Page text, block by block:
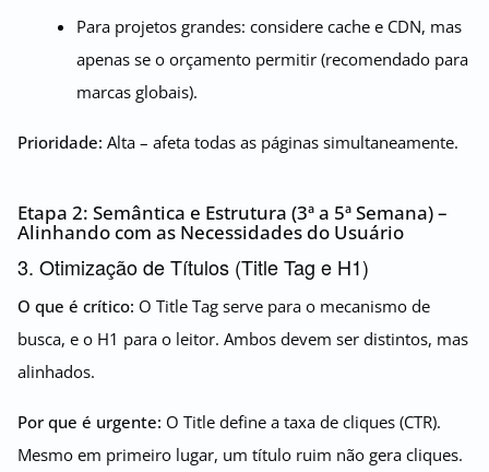
Para projetos grandes: considere cache e CDN, mas
apenas se o orçamento permitir (recomendado para
marcas globais).
Prioridade: Alta – afeta todas as páginas simultaneamente.
Etapa 2: Semântica e Estrutura (3ª a 5ª Semana) –
Alinhando com as Necessidades do Usuário
3. Otimização de Títulos (Title Tag e H1)
O que é crítico: O Title Tag serve para o mecanismo de
busca, e o H1 para o leitor. Ambos devem ser distintos, mas
alinhados.
Por que é urgente: O Title define a taxa de cliques (CTR).
Mesmo em primeiro lugar, um título ruim não gera cliques.